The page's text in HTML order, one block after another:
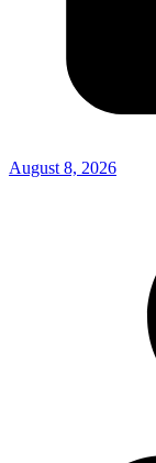
August 8, 2026